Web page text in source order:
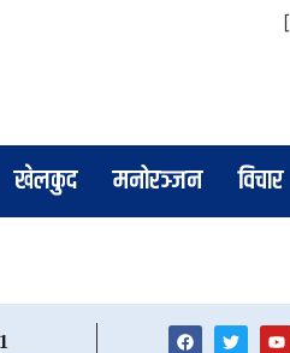
खेलकुद मनोरञ्जन विचार